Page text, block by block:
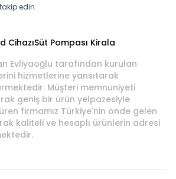
edin.
CihazıSüt Pompası Kirala
Evliyaoğlu tarafından kurulan
hizmetlerine yansıtarak
Müşteri memnuniyeti
geniş bir ürün yelpazesiyle
firmamız Türkiye'nin önde gelen
kaliteli ve hesaplı ürünlerin adresi